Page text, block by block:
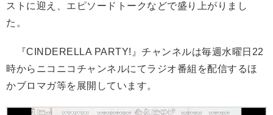
ストに迎え、エピソードトークなどで盛り上がりまし
た。
『CINDERELLA PARTY!』チャンネルは毎週水曜日22
時からニコニコチャンネルにてラジオ番組を配信するほ
かブロマガ等を展開しています。